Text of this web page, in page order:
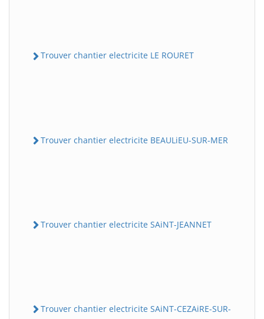
Trouver chantier electricite LE ROURET
Trouver chantier electricite BEAULiEU-SUR-MER
Trouver chantier electricite SAiNT-JEANNET
Trouver chantier electricite SAiNT-CEZAiRE-SUR-